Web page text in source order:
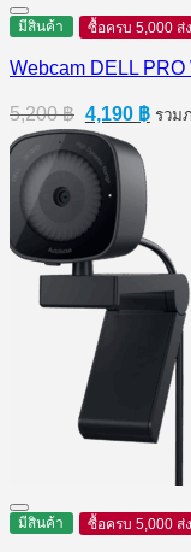
มีสินค้า ซื้อครบ 5,000 ส่
Webcam DELL
5,200฿ Original
price
was:
5,200 ฿.
4,190 ฿
price
รวม
มีสินค้า ซื้อครบ 5,000 ส่